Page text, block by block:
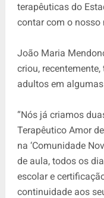
terapêuticas do
contar com o nosso
João Maria
criou,
adultos em
“Nós já criamos
Terapêutico Amor
na ‘Comunidade
de aula, todos os
escolar e
continuidade aos